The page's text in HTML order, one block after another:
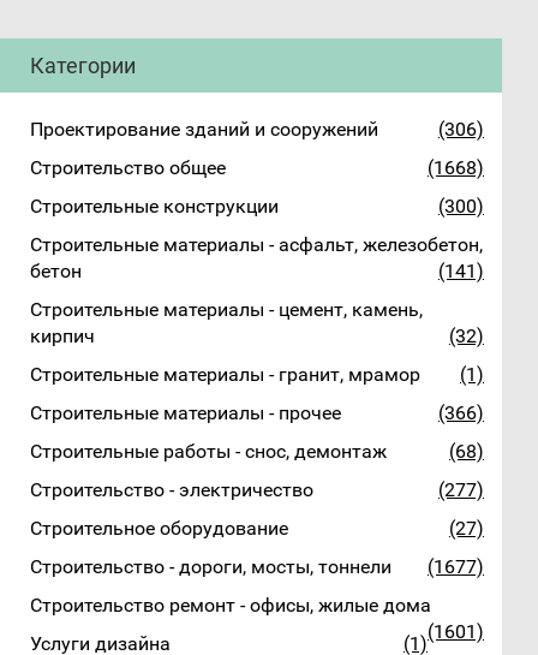
Категории
Проектирование зданий и сооружений
(306)
Строительство общее
(1668)
Строительные конструкции
(300)
Строительные материалы - асфальт, железобетон,
бетон
(141)
Строительные материалы - цемент, камень,
кирпич
(32)
Строительные материалы - гранит, мрамор
(1)
Строительные материалы - прочее
(366)
Строительные работы - снос, демонтаж
(68)
Строительство - электричество
(277)
Строительное оборудование
(27)
Строительство - дороги, мосты, тоннели
(1677)
Строительство ремонт - офисы, жилые дома
(1601)
Услуги дизайна
(1)